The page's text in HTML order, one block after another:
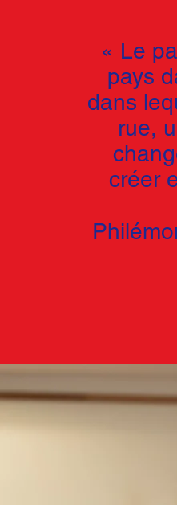
« Le
pays
dans
rue,
créer